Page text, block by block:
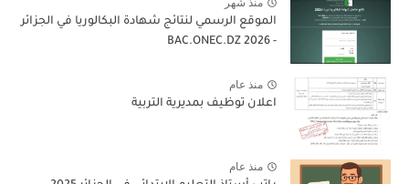
منذ شهر
الموقع الرسمي لنتائج شهادة البكالوريا في الجزائر
- 2026 BAC.ONEC.DZ
منذ عام
اعلان توظيف بمديرية التربية
منذ عام